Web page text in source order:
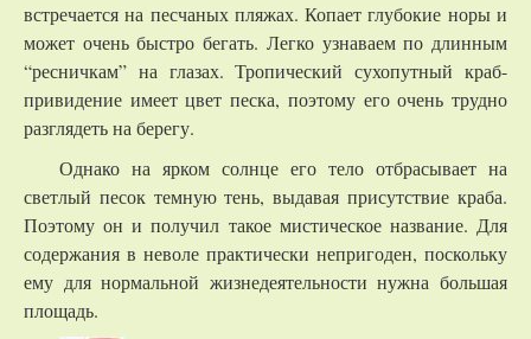
встречается на песчаных пляжах. Копает глубокие норы и
может очень быстро бегать. Легко узнаваем по длинным
“ресничкам” на глазах. Тропический сухопутный краб-
привидение имеет цвет песка, поэтому его очень трудно
разглядеть на берегу.
Однако на ярком солнце его тело отбрасывает на
светлый песок темную тень, выдавая присутствие краба.
Поэтому он и получил такое мистическое название. Для
содержания в неволе практически непригоден, поскольку
ему для нормальной жизнедеятельности нужна большая
площадь.